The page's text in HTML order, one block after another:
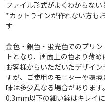
ファイル形式がよくわからない
*カットラインが作れない方も
す
金色・銀色・蛍光色でのプリ
トとなり、画面上の色より薄め
お客様からいただいたデザイ
すが、ご使用のモニターや環
味は多少異なる場合があります。
0.3mm以下の細い線はキレイ